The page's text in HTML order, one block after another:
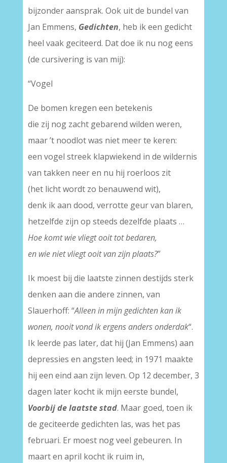
bijzonder aansprak. Ook uit de bundel van
Jan Emmens, Gedichten, heb ik een gedicht
heel vaak geciteerd. Dat doe ik nu nog eens
(de cursivering is van mij):
“Vogel
De bomen kregen een betekenis
die zij nog zacht gebarend wilden weren,
maar ’t noodlot was niet meer te keren:
een vogel streek klapwiekend in de wildernis
van takken neer en nu hij roerloos zit
(het licht wordt zo benauwend wit),
denk ik aan dood, verrotte geur van blaren,
hetzelfde zijn op steeds dezelfde plaats …
Hoe komt wie vliegt ooit tot bedaren,
en wie niet vliegt ooit van zijn plaats?”
Ik moest bij die laatste zinnen destijds sterk
denken aan die andere zinnen, van
Slauerhoff: “Alleen in mijn gedichten kan ik
wonen, nooit vond ik ergens anders onderdak“.
Ik leerde pas later, dat hij (Jan Emmens) aan
depressies en angsten leed; in 1971 maakte
hij een eind aan zijn leven. Op 12 december, 3
dagen later kocht ik mijn eerste bundel,
Voorbij de laatste stad. Maar goed, toen ik
de geciteerde gedichten las, was het pas
februari. Er moest nog veel gebeuren. In
maart en april kocht ik ruim in,